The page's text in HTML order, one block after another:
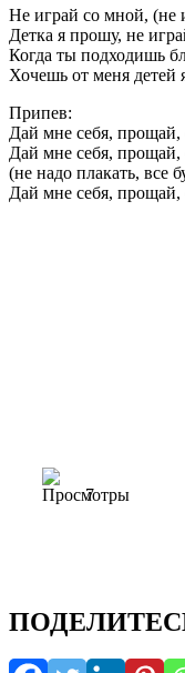
Не играй со мной, (не
Детка я прошу, не
Когда ты подходишь
Хочешь от меня детей
Припев:
Дай мне себя, прощай,
Дай мне себя, прощай,
(не надо плакать, все
Дай мне себя, прощай,
7